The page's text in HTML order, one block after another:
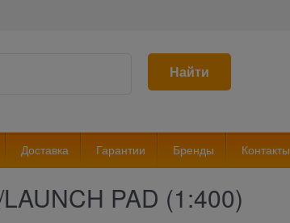
Найти
Доставка Гарантии Бренды Контакты
PAD (1:400)